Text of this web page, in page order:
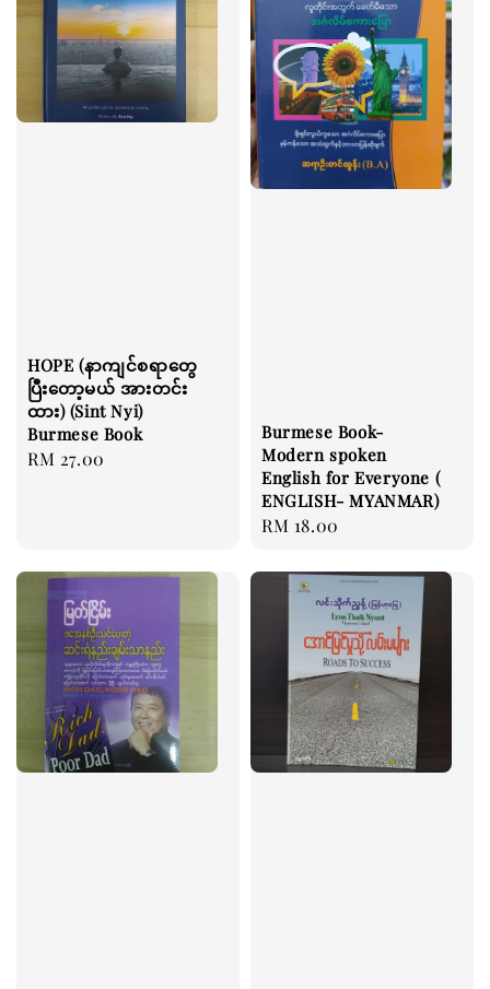
HOPE (နာကျင်စရာတွေ
ပြီးတော့မယ် အားတင်း
ထား) (Sint Nyi)
Burmese Book
Regular
RM 27.00
Burmese Book-
Modern spoken
English for Everyone (
ENGLISH- MYANMAR)
Regular
RM 18.00